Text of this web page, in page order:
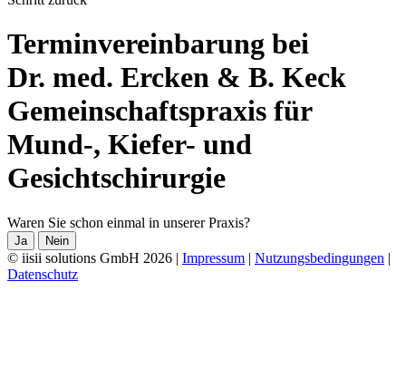
Terminvereinbarung bei
Dr. med. Ercken & B. Keck
Gemeinschaftspraxis für
Mund-, Kiefer- und
Gesichtschirurgie
Waren Sie schon einmal in unserer Praxis?
Ja Nein
© iisii solutions GmbH 2026 | Impressum | Nutzungsbedingungen |
Datenschutz